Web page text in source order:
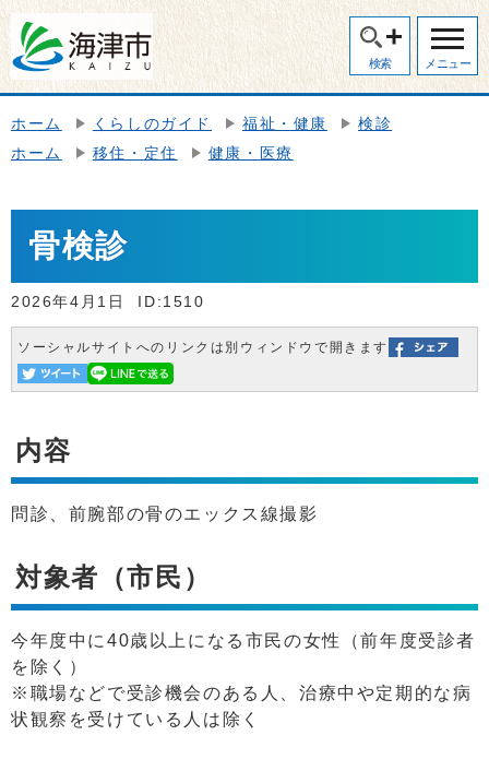
検索 メニュー
ホーム くらしのガイド 福祉・健康
検診
ホーム
移住・定住 健康・医療
骨検診
2026年4月1日 ID:1510
ソーシャルサイトへのリンクは別ウィンドウで開きます
内容
問診、前腕部の骨のエックス線撮影
対象者（市民）
今年度中に40歳以上になる市民の女性（前年度受診者
を除く）
※職場などで受診機会のある人、治療中や定期的な病
状観察を受けている人は除く